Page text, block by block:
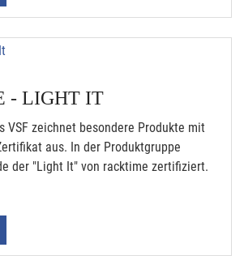
- LIGHT IT
VSF zeichnet besondere Produkte mit
aus. In der Produktgruppe
der "Light It" von racktime zertifiziert.